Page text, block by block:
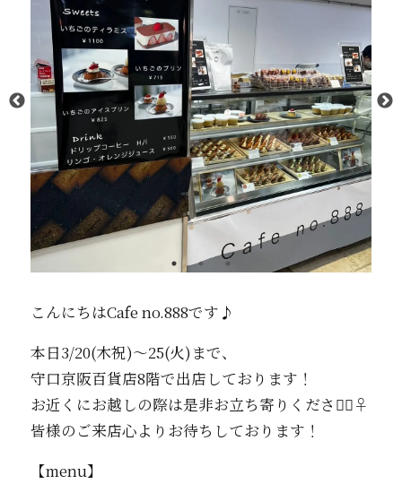
こんにちはCafe no.888です♪
本日3/20(木祝)〜25(火)まで、
守口京阪百貨店8階で出店しております！
お近くにお越しの際は是非お立ち寄りください🏻‍♀️
皆様のご来店心よりお待ちしております！
【menu】